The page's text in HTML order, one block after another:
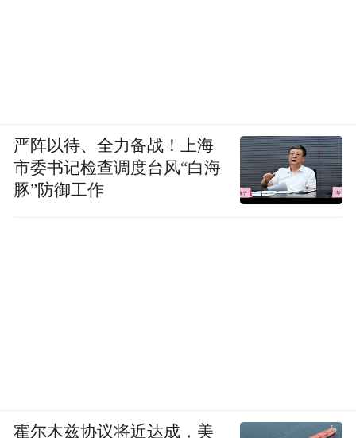
严阵以待、全力备战！上海
市委书记检查调度台风“白海
豚”防御工作
霍尔木兹协议将近达成，美